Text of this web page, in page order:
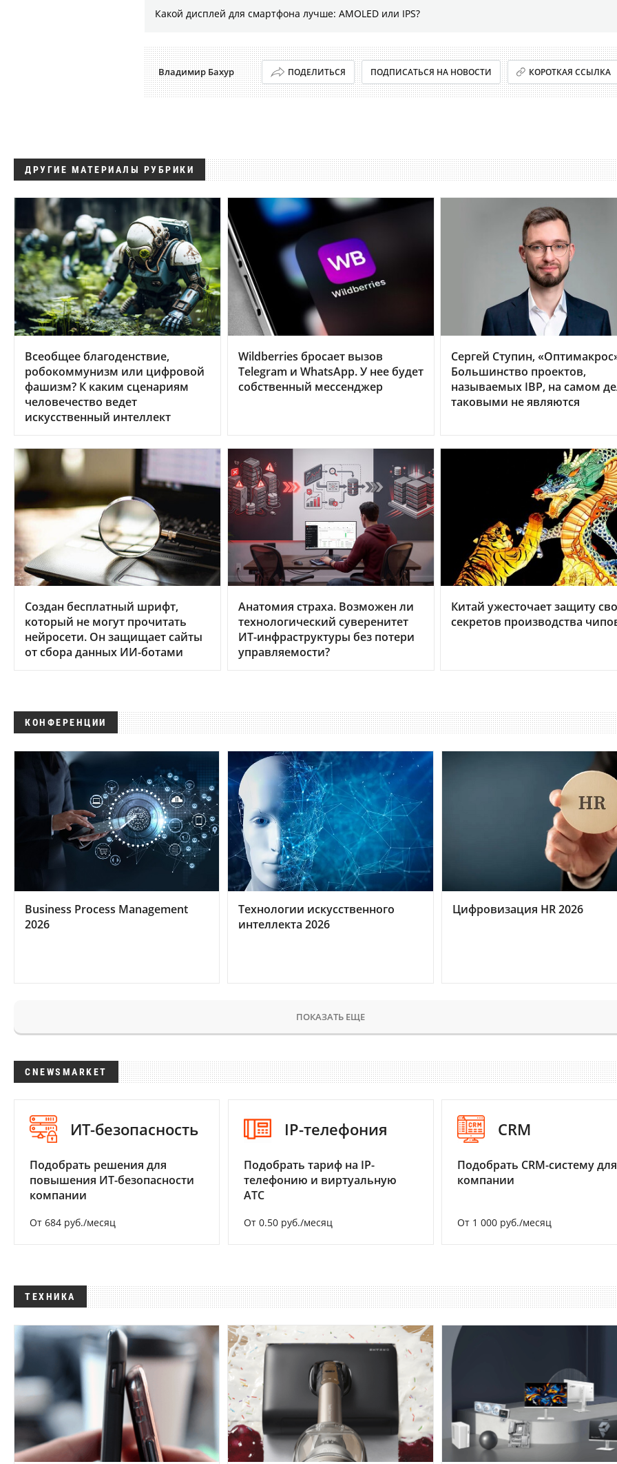
Какой дисплей для смартфона лучше: AMOLED или IPS?
Владимир Бахур ПОДЕЛИТЬСЯ ПОДПИСАТЬСЯ НА НОВОСТИ КОРОТКАЯ ССЫЛКА
ДРУГИЕ МАТЕРИАЛЫ РУБРИКИ
Всеобщее благоденствие,
робокоммунизм или цифровой
фашизм? К каким сценариям
человечество ведет
искусственный интеллект
Wildberries бросает вызов
Telegram и WhatsApp. У нее будет
собственный мессенджер
Сергей Ступин,
Большинство проектов,
называемых IBP, на самом
таковыми не являются
Создан бесплатный шрифт,
который не могут прочитать
нейросети. Он защищает сайты
от сбора данных ИИ-ботами
Анатомия страха. Возможен ли
технологический суверенитет
ИТ-инфраструктуры без потери
управляемости?
Китай ужесточает защиту
секретов производства
КОНФЕРЕНЦИИ
Business Process Management
2026
Технологии искусственного
интеллекта 2026
Цифровизация HR 2026
ПОКАЗАТЬ ЕЩЕ
CNEWSMARKET
ИТ-безопасность
Подобрать решения для
повышения ИТ-безопасности
компании
От 684 руб./месяц
IP-телефония
Подобрать тариф на IP-
телефонию и виртуальную
АТС
От 0.50 руб./месяц
CRM
Подобрать CRM-систему для
компании
От 1 000 руб./месяц
ТЕХНИКА